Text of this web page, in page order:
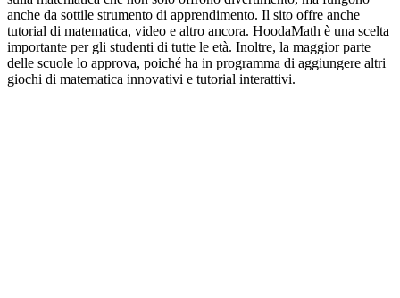
anche da sottile strumento di apprendimento. Il sito offre anche
tutorial di matematica, video e altro ancora. HoodaMath è una scelta
importante per gli studenti di tutte le età. Inoltre, la maggior parte
delle scuole lo approva, poiché ha in programma di aggiungere altri
giochi di matematica innovativi e tutorial interattivi.